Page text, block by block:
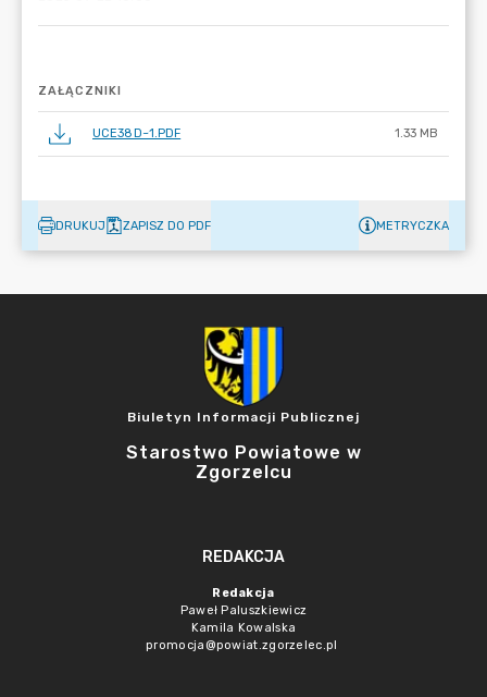
ZAŁĄCZNIKI
UCE38D~1.PDF 1.33 MB
DRUKUJ ZAPISZ DO PDF METRYCZKA
Biuletyn Informacji Publicznej
Starostwo Powiatowe w
Zgorzelcu
REDAKCJA
Redakcja
Paweł Paluszkiewicz
Kamila Kowalska
promocja@powiat.zgorzelec.pl